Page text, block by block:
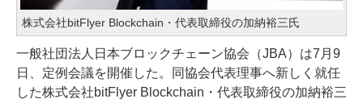
株式会社bitFlyer Blockchain・代表取締役の加納裕三氏
一般社団法人日本ブロックチェーン協会（JBA）は7月9
日、定例会議を開催した。同協会代表理事へ新しく就任
した株式会社bitFlyer Blockchain・代表取締役の加納裕三